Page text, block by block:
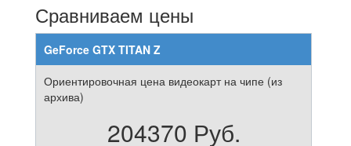
Сравниваем цены
GeForce GTX TITAN Z
Ориентировочная цена видеокарт на чипе (из
архива)
204370 Руб.